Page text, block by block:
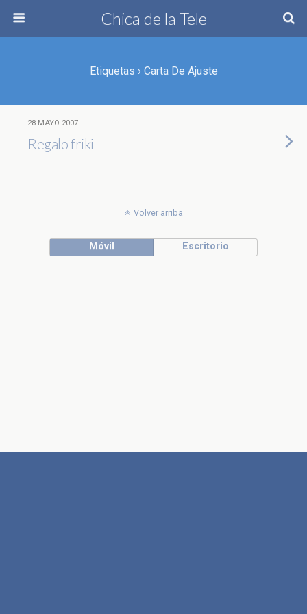
Chica de la Tele
Etiquetas › Carta De Ajuste
28 MAYO 2007
Regalo friki
Volver arriba
Móvil Escritorio